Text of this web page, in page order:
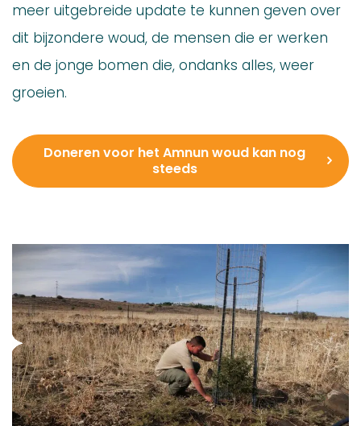
meer uitgebreide update te kunnen geven over
dit bijzondere woud, de mensen die er werken
en de jonge bomen die, ondanks alles, weer
groeien.
Doneren voor het Amnun woud kan nog
steeds